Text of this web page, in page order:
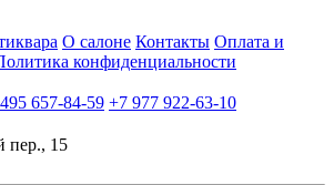
О салоне Контакты Оплата и
конфиденциальности
657-84-59 +7 977 922-63-10
пер., 15